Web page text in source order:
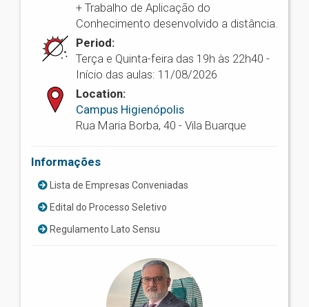
+ Trabalho de Aplicação do
Conhecimento desenvolvido a distância.
Period:
Terça e Quinta-feira das 19h às 22h40 -
Início das aulas: 11/08/2026
Location:
Campus Higienópolis
Rua Maria Borba, 40 - Vila Buarque
Informações
Lista de Empresas Conveniadas
Edital do Processo Seletivo
Regulamento Lato Sensu